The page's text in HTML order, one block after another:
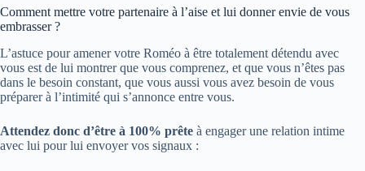
Comment mettre votre partenaire à l’aise et lui donner envie de vous
embrasser ?
L’astuce pour amener votre Roméo à être totalement détendu avec
vous est de lui montrer que vous comprenez, et que vous n’êtes pas
dans le besoin constant, que vous aussi vous avez besoin de vous
préparer à l’intimité qui s’annonce entre vous.
Attendez donc d’être à 100% prête à engager une relation intime
avec lui pour lui envoyer vos signaux :